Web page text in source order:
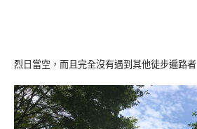
烈日當空，而且完全沒有遇到其他徒步遍路者